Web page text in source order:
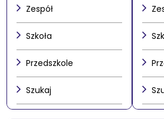
Zespół
Szkoła
Przedszkole
Szukaj